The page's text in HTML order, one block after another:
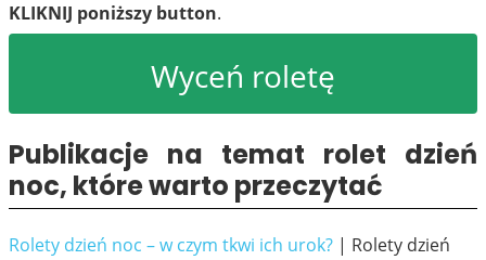
07 08
KLIKNIJ poniższy button.
Wyceń roletę
Publikacje na temat rolet dzień
noc, które warto przeczytać
Rolety dzień noc – w czym tkwi ich urok? | Rolety dzień